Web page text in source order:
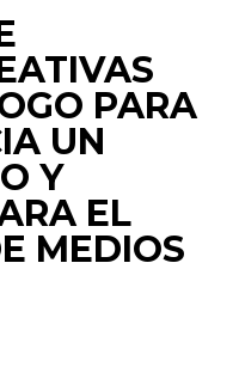
PARA
UN
Y
EL
MEDIOS